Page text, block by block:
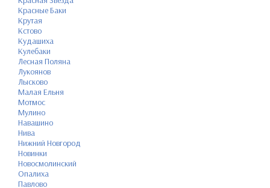
Красные Баки
Крутая
Кстово
Кудашиха
Кулебаки
Лесная Поляна
Лукоянов
Лысково
Малая Ельня
Мотмос
Мулино
Навашино
Нива
Нижний Новгород
Новинки
Новосмолинский
Опалиха
Павлово